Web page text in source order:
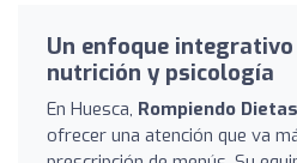
Un enfoque integrativo
nutrición y psicología
En Huesca, Rompiendo Dietas
ofrecer una atención que va